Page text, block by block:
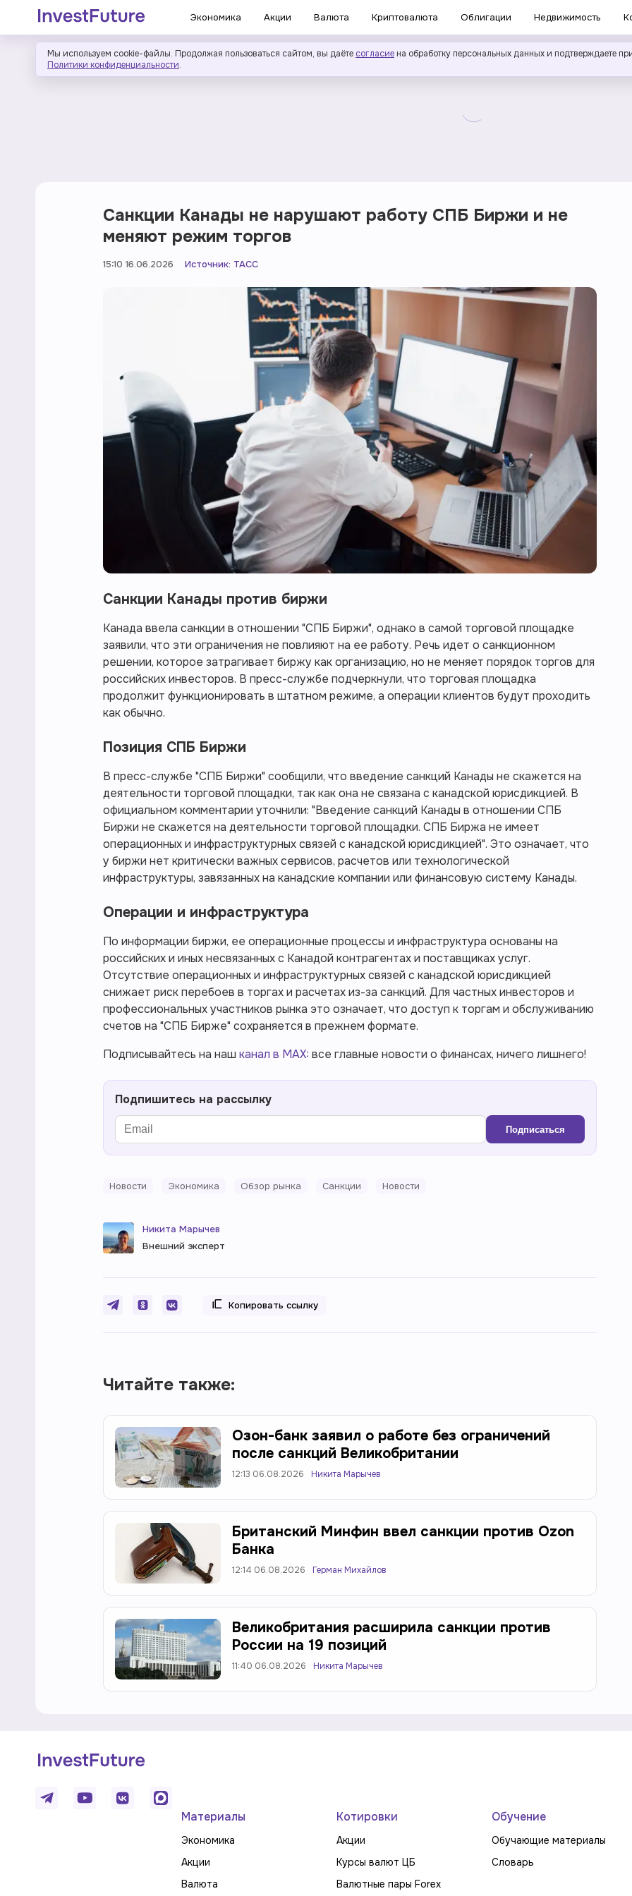
Экономика Акции Валюта Криптовалюта Облигации Недвижимость
Мы используем cookie-файлы. Продолжая пользоваться сайтом, вы даёте согласие на обработку персональных данных и подтверждаете
Политики конфиденциальности.
Санкции Канады не нарушают работу СПБ Биржи и не
меняют режим торгов
15:10 16.06.2026 Источник: ТАСС
Санкции Канады против биржи
Канада ввела санкции в отношении "СПБ Биржи", однако в самой торговой площадке
заявили, что эти ограничения не повлияют на ее работу. Речь идет о санкционном
решении, которое затрагивает биржу как организацию, но не меняет порядок торгов для
российских инвесторов. В пресс-службе подчеркнули, что торговая площадка
продолжит функционировать в штатном режиме, а операции клиентов будут проходить
как обычно.
Позиция СПБ Биржи
В пресс-службе "СПБ Биржи" сообщили, что введение санкций Канады не скажется на
деятельности торговой площадки, так как она не связана с канадской юрисдикцией. В
официальном комментарии уточнили: "Введение санкций Канады в отношении СПБ
Биржи не скажется на деятельности торговой площадки. СПБ Биржа не имеет
операционных и инфраструктурных связей с канадской юрисдикцией". Это означает, что
у биржи нет критически важных сервисов, расчетов или технологической
инфраструктуры, завязанных на канадские компании или финансовую систему Канады.
Операции и инфраструктура
По информации биржи, ее операционные процессы и инфраструктура основаны на
российских и иных несвязанных с Канадой контрагентах и поставщиках услуг.
Отсутствие операционных и инфраструктурных связей с канадской юрисдикцией
снижает риск перебоев в торгах и расчетах из-за санкций. Для частных инвесторов и
профессиональных участников рынка это означает, что доступ к торгам и обслуживанию
счетов на "СПБ Бирже" сохраняется в прежнем формате.
Подписывайтесь на наш канал в MAX: все главные новости о финансах, ничего лишнего!
Подпишитесь на рассылку
Подписаться
Новости Экономика Обзор рынка Санкции Новости
Никита Марычев
Внешний эксперт
Копировать ссылку
Читайте также:
Озон-банк заявил о работе без ограничений
после санкций Великобритании
12:13 06.08.2026 Никита Марычев
Британский Минфин ввел санкции против Ozon
Банка
12:14 06.08.2026 Герман Михайлов
Великобритания расширила санкции против
России на 19 позиций
11:40 06.08.2026 Никита Марычев
Материалы
Экономика
Акции
Валюта
Котировки
Акции
Курсы валют ЦБ
Валютные пары Forex
Обучение
Обучающие материалы
Словарь